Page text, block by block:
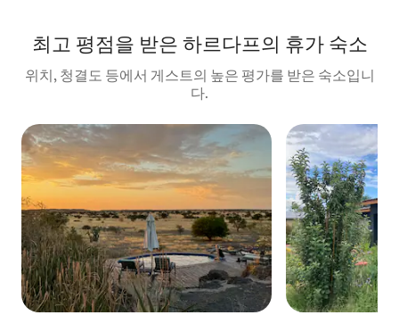
최고 평점을 받은 하르다프의 휴가 숙소
위치, 청결도 등에서 게스트의 높은 평가를 받은 숙소입니
다.